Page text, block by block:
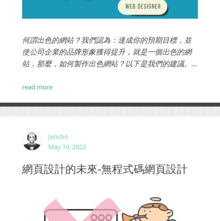
何謂出色的網站？我們認為：達成你的預期目標，並
使公司企業的品牌形象獲得提升，就是一個出色的網
站，那麼，如何製作出色網站？以下是我們的建議。...
read more
Jericho
May 19, 2022
網頁設計的未來-無程式碼網頁設計